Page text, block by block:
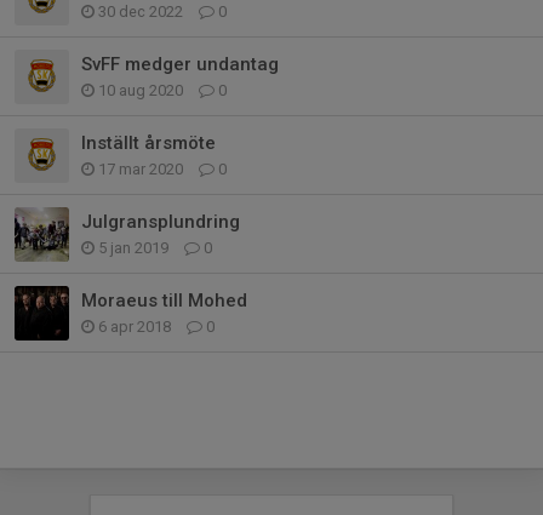
30 dec 2022 0
SvFF medger undantag
10 aug 2020 0
Inställt årsmöte
17 mar 2020 0
Julgransplundring
5 jan 2019 0
Moraeus till Mohed
6 apr 2018 0